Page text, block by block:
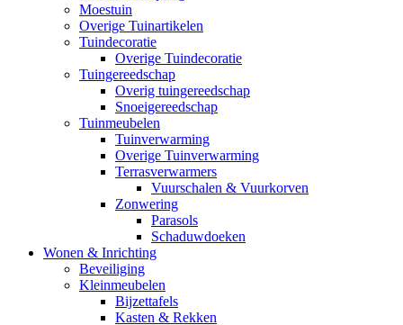
Moestuin
Overige Tuinartikelen
Tuindecoratie
Overige Tuindecoratie
Tuingereedschap
Overig tuingereedschap
Snoeigereedschap
Tuinmeubelen
Tuinverwarming
Overige Tuinverwarming
Terrasverwarmers
Vuurschalen & Vuurkorven
Zonwering
Parasols
Schaduwdoeken
Wonen & Inrichting
Beveiliging
Kleinmeubelen
Bijzettafels
Kasten & Rekken